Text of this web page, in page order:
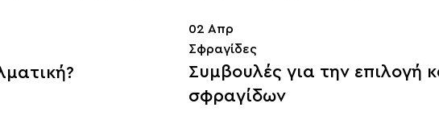
02 Απρ
Σφραγίδες
Συμβουλές για την επιλογή
σφραγίδων